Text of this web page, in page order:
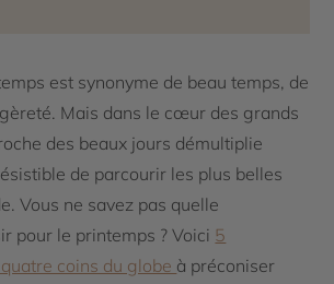
est synonyme de beau temps, de
Mais dans le cœur des grands
des beaux jours démultiplie
de parcourir les plus belles
Vous ne savez pas quelle
pour le printemps ? Voici 5
coins du globe à préconiser